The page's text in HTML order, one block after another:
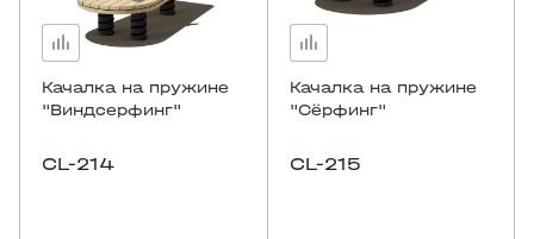
Качалка на пружине
"Виндсерфинг"
CL-214
Качалка на пружине
"Сёрфинг"
CL-215